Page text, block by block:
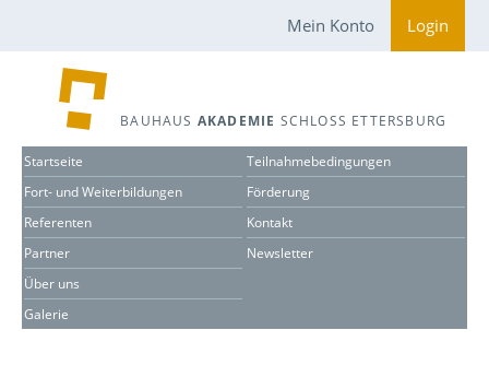
Mein Konto Login
BAUHAUS AKADEMIE SCHLOSS ETTERSBURG
Startseite
Fort- und Weiterbildungen
Referenten
Partner
Über uns
Galerie
Teilnahmebedingungen
Förderung
Kontakt
Newsletter